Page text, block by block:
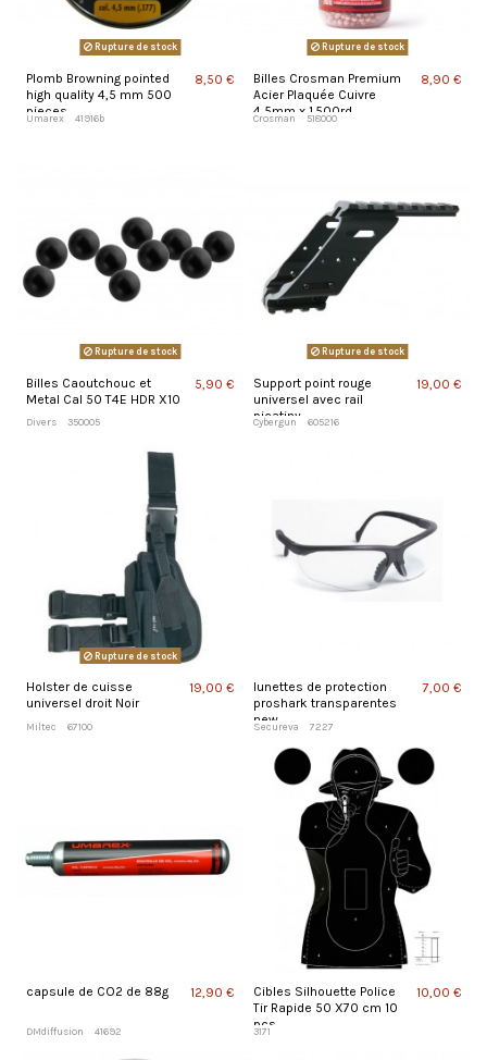
Rupture de stock
Plomb Browning pointed
high quality 4,5 mm 500
pieces
Umarex 41916b
8,50 €
Rupture de stock
Billes Crosman Premium
Acier Plaquée Cuivre
4,5mm x 1.500rd
Crosman 518000
8,90 €
Rupture de stock
Billes Caoutchouc et
Metal Cal 50 T4E HDR X10
Divers 350005
5,90 €
Rupture de stock
Support point rouge
universel avec rail
picatiny.
Cybergun 605216
19,00 €
Rupture de stock
Holster de cuisse
universel droit Noir
Miltec 67100
19,00 €
lunettes de protection
proshark transparentes
new
Secureva 7227
7,00 €
capsule de CO2 de 88g
DMdiffusion 41692
12,90 €
Cibles Silhouette Police
Tir Rapide 50 X70 cm 10
pcs
3171
10,00 €